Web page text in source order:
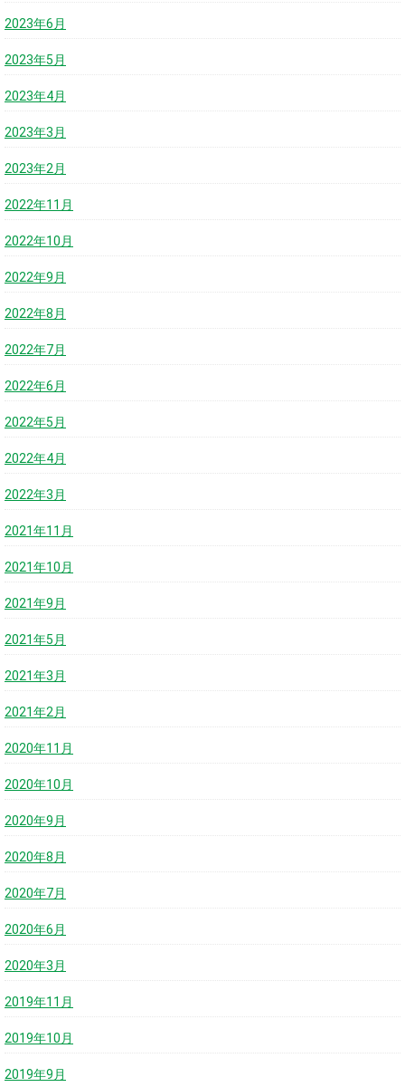
2023年6月
2023年5月
2023年4月
2023年3月
2023年2月
2022年11月
2022年10月
2022年9月
2022年8月
2022年7月
2022年6月
2022年5月
2022年4月
2022年3月
2021年11月
2021年10月
2021年9月
2021年5月
2021年3月
2021年2月
2020年11月
2020年10月
2020年9月
2020年8月
2020年7月
2020年6月
2020年3月
2019年11月
2019年10月
2019年9月